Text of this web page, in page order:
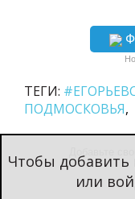
ТЕГИ:
ПОДМОСКОВЬЯ
Чтобы
или